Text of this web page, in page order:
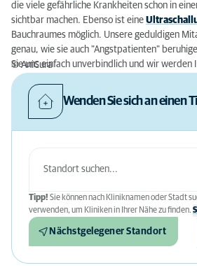
die viele gefährliche Krankheiten schon in
sichtbar machen. Ebenso ist eine
Bauchraumes möglich. Unsere geduldigen
genau, wie sie auch "Angstpatienten"
Sie uns einfach unverbindlich und wir werden
© AniCura
Wenden Sie sich an einen
Tipp! Sie können nach Kliniknamen oder Stadt
verwenden, um Kliniken in Ihrer Nähe zu finden.
Nächstgelegener Standort